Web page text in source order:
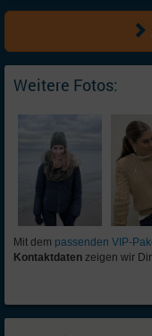
Weitere Fotos:
Mit dem passenden VIP-
Kontaktdaten zeigen wir